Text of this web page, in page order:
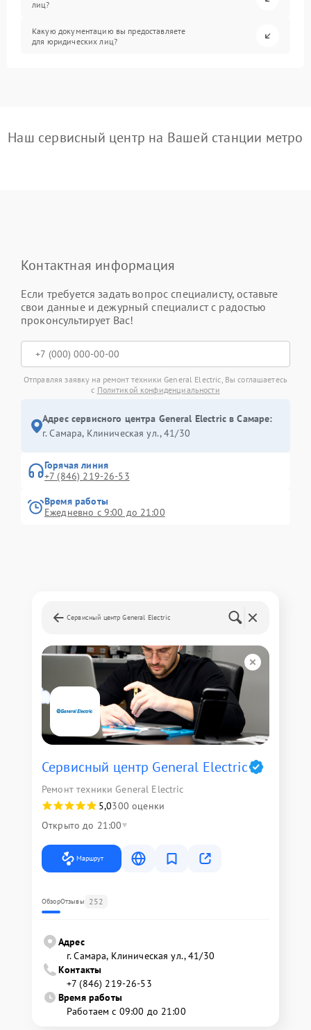
лиц?
Какую документацию вы предоставляете
для юридических лиц?
Наш сервисный центр на Вашей станции метро
Контактная информация
Если требуется задать вопрос специалисту, оставьте
свои данные и дежурный специалист с радостью
проконсультирует Вас!
Отправляя заявку на ремонт техники General Electric, Вы соглашаетесь
с Политикой конфиденциальности
Адрес сервисного центра General Electric в Самаре:
г. Самара, Клиническая ул., 41/30
Горячая линия
+7 (846) 219-26-53
Время работы
Ежедневно с 9:00 до 21:00
Сервисный центр General Electric
Сервисный центр General Electric
Ремонт техники General Electric
5,0300 оценки
Открыто до 21:00
Маршрут
ОбзорОтзывы 252
Адрес
г. Самара, Клиническая ул., 41/30
Контакты
+7 (846) 219-26-53
Время работы
Работаем с 09:00 до 21:00